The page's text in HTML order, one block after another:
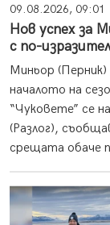
09.08.2026, 09:01
Нов успех за
с по-
Миньор (Перник)
началото на
“Чуковете” се
(Разлог),
срещата обаче